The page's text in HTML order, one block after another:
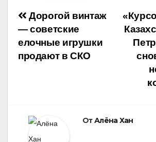
Навигация
по
записям
Дорогой винтаж
— советские
елочные игрушки
продают в СКО
ОтАлёна Хан